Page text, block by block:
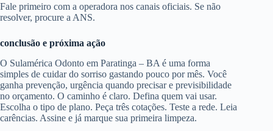
Fale primeiro com a operadora nos canais oficiais. Se não
resolver, procure a ANS.
conclusão e próxima ação
O Sulamérica Odonto em Paratinga – BA é uma forma
simples de cuidar do sorriso gastando pouco por mês. Você
ganha prevenção, urgência quando precisar e previsibilidade
no orçamento. O caminho é claro. Defina quem vai usar.
Escolha o tipo de plano. Peça três cotações. Teste a rede. Leia
carências. Assine e já marque sua primeira limpeza.